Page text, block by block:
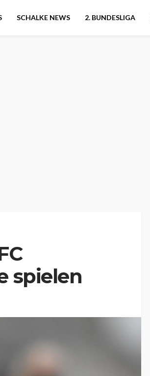
SCHALKE NEWS 2. BUNDESLIGA
spielen